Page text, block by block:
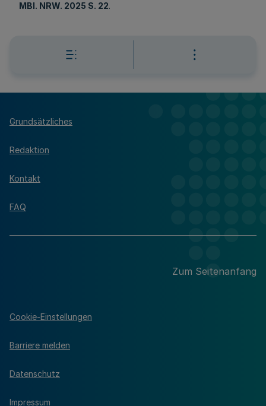
MBl. NRW. 2025 S. 22.
Grundsätzliches
Redaktion
Kontakt
FAQ
Zum Seitenanfang
Cookie-Einstellungen
Barriere melden
Datenschutz
Impressum